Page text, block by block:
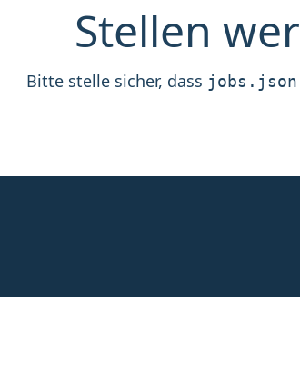
Stellen
Bitte stelle sicher, dass jobs.json